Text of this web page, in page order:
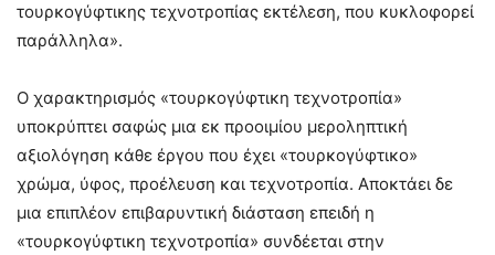
τουρκογύφτικης τεχνοτροπίας εκτέλεση, που κυκλοφορεί
παράλληλα».
Ο χαρακτηρισμός «τουρκογύφτικη τεχνοτροπία»
υποκρύπτει σαφώς μια εκ προοιμίου μεροληπτική
αξιολόγηση κάθε έργου που έχει «τουρκογύφτικο»
χρώμα, ύφος, προέλευση και τεχνοτροπία. Αποκτάει δε
μια επιπλέον επιβαρυντική διάσταση επειδή η
«τουρκογύφτικη τεχνοτροπία» συνδέεται στην